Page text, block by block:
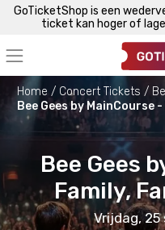
GoTicketShop is een
ticket kan hoger of
Home Concert Tickets
Bee Gees by MainCourse
Bee Gees
Family,
Vrijdag,